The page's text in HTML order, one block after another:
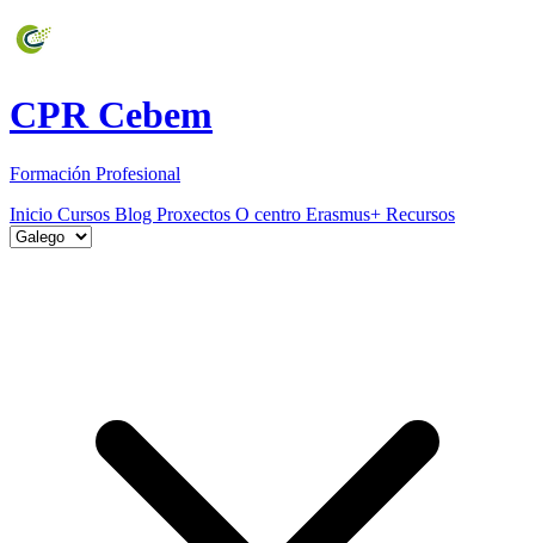
CPR Cebem
Formación Profesional
Inicio Cursos Blog Proxectos O centro Erasmus+ Recursos